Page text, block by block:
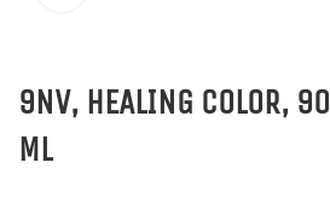
9NV, HEALING COLOR, 90
ML